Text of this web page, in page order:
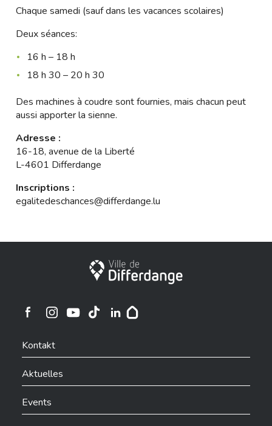
Chaque samedi (sauf dans les vacances scolaires)
Deux séances:
16 h – 18 h
18 h 30 – 20 h 30
Des machines à coudre sont fournies, mais chacun peut
aussi apporter la sienne.
Adresse :
16-18, avenue de la Liberté
L-4601 Differdange
Inscriptions :
egalitedeschances@differdange.lu
Stadt Differdingen
Ville de Differdange sur Instagram
Kontakt
Aktuelles
Events